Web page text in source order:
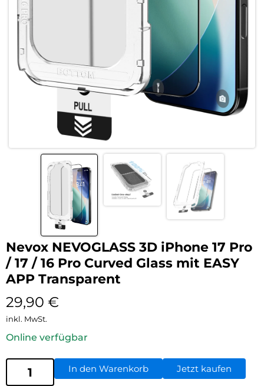
Nevox NEVOGLASS 3D iPhone 17 Pro
/ 17 / 16 Pro Curved Glass mit EASY
APP Transparent
29,90 €
inkl. MwSt.
Online verfügbar
In den Warenkorb Jetzt kaufen